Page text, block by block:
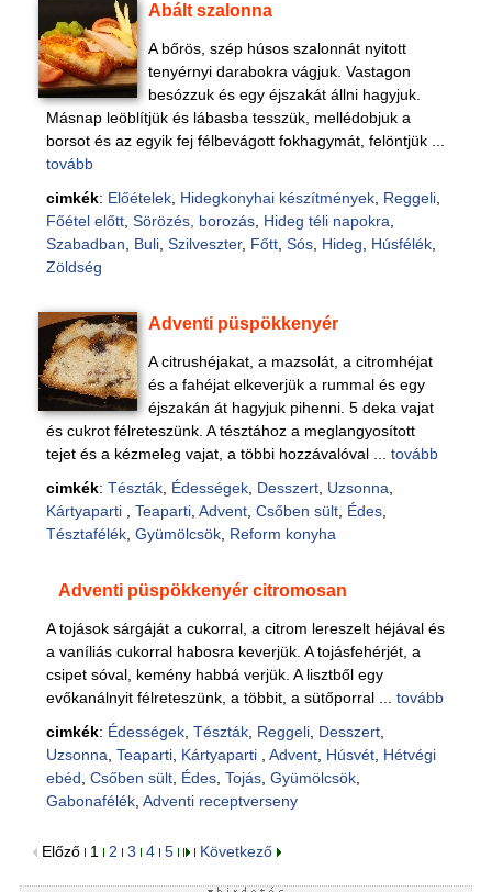
Abált szalonna
A bőrös, szép húsos szalonnát nyitott
tenyérnyi darabokra vágjuk. Vastagon
besózzuk és egy éjszakát állni hagyjuk.
Másnap leöblítjük és lábasba tesszük, mellédobjuk a
borsot és az egyik fej félbevágott fokhagymát, felöntjük ...
tovább
cimkék: Előételek, Hidegkonyhai készítmények, Reggeli,
Főétel előtt, Sörözés, borozás, Hideg téli napokra
Szabadban
Buli, Szilveszter, Főtt, Sós, Hideg Húsfélék,
Zöldség
Adventi püspökkenyér
A citrushéjakat, a mazsolát, a citromhéjat
és a fahéjat elkeverjük a rummal és egy
éjszakán át hagyjuk pihenni. 5 deka vajat
és cukrot félreteszünk. A tésztához a meglangyosított
tejet és a kézmeleg vajat, a többi hozzávalóval ... tovább
cimkék: Tészták, Édességek, Desszert, Uzsonna
Kártyaparti
Teaparti, Advent, Csőben sült, Édes,
Tésztafélék, Gyümölcsök, Reform konyha
Adventi püspökkenyér citromosan
A tojások sárgáját a cukorral, a citrom lereszelt héjával és
a vaníliás cukorral habosra keverjük. A tojásfehérjét, a
csipet sóval, kemény habbá verjük. A lisztből egy
evőkanálnyit félreteszünk, a többit, a sütőporral ... tovább
cimkék: Édességek, Tészták, Reggeli, Desszert,
Uzsonna Teaparti, Kártyaparti Advent, Húsvét, Hétvégi
ebéd Csőben sült, Édes, Tojás, Gyümölcsök,
Gabonafélék, Adventi receptverseny
Előző 1 2 3 4 5 Következő